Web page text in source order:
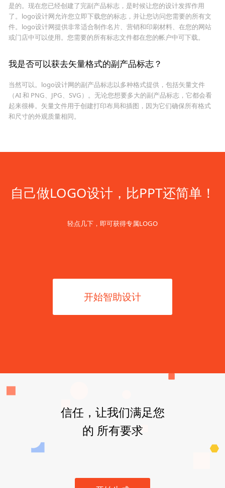
是的。现在您已经创建了完副产品标志，是时候让您的设计发挥作用
了。logo设计网允许您立即下载您的标志，并让您访问您需要的所有文
件。logo设计网提供非常适合制作名片、营销和印刷材料、在您的网站
或门店中可以使用。您需要的所有标志文件都在您的帐户中可下载。
我是否可以获去矢量格式的副产品标志？
当然可以。logo设计网的副产品标志以多种格式提供，包括矢量文件
（AI 和 PNG、JPG、SVG）。无论您想要多大的副产品标志，它都会看
起来很棒。矢量文件用于创建打印布局和插图，因为它们确保所有格式
和尺寸的外观质量相同。
自己做LOGO设计，比PPT还简单！
轻点几下，即可获得专属LOGO
开始智助设计
信任，让我们满足您
的 所有要求